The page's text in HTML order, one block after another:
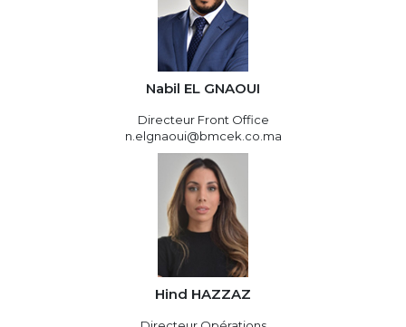
Nabil EL GNAOUI
Directeur Front Office
n.elgnaoui@bmcek.co.ma
Hind HAZZAZ